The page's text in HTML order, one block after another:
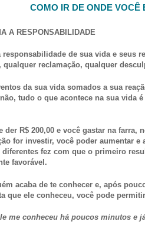
COMO IR DE ONDE VOCÊ
A RESPONSABILIDADE
responsabilidade de sua vida e seus
qualquer reclamação, qualquer
da sua vida somados a sua
tudo o que acontece na sua vida
der R$ 200,00 e você gastar na
for investir, você poder aumentar
diferentes fez com que o primeiro
favorável.
acaba de te conhecer e, após
que ele conheceu, você pode
me conheceu há poucos minutos e